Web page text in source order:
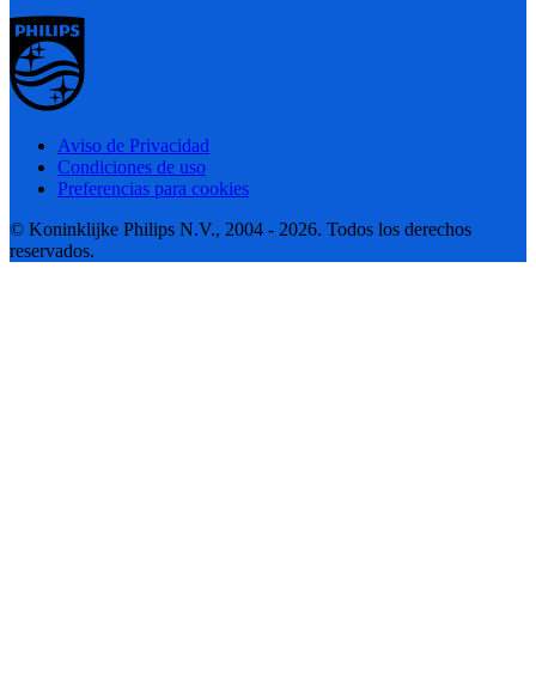
Aviso de Privacidad
Condiciones de uso
Preferencias para cookies
© Koninklijke Philips N.V., 2004 - 2026. Todos los derechos
reservados.